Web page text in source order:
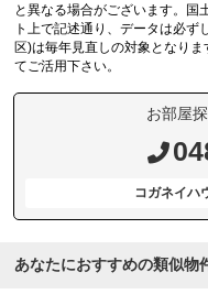
と異なる場合がございます。国
ト上で記述通り、データは必
区)は毎年見直しの対象となり
てご活用下さい。
お部屋
コガネイ
あなたにおすすめの類似物